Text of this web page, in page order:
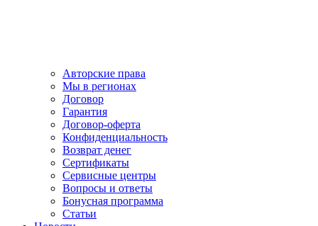
Авторские права
Мы в регионах
Договор
Гарантия
Договор-оферта
Конфиденциальность
Возврат денег
Сертификаты
Сервисные центры
Вопросы и ответы
Бонусная программа
Статьи